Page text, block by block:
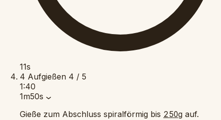
11s
4 Aufgießen 4 / 5
1:40
1m50s
Gieße zum Abschluss spiralförmig bis 250g auf.